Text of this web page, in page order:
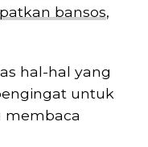
bansos,
hal-hal yang
untuk
membaca